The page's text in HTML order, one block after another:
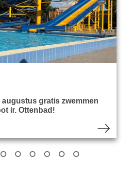
augustus gratis zwemmen
ir. Ottenbad!